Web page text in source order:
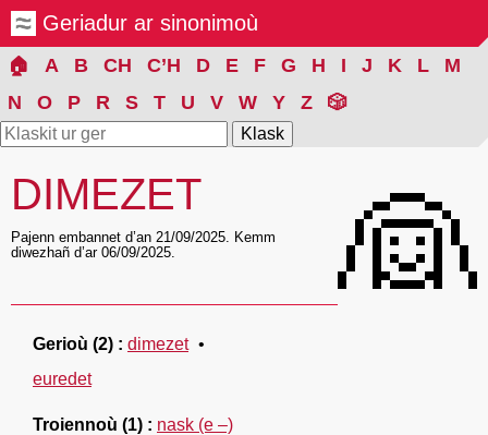
Geriadur ar sinonimoù
🏠 A B CH C’H D E F G H I J K L
M
N
O P R S T U V W Y Z 🎲
👰
DIMEZET
Pajenn embannet d’an 21/09/2025. Kemm
diwezhañ d’ar 06/09/2025.
Gerioù (2)
dimezet
euredet
Troiennoù (1) nask (e –)